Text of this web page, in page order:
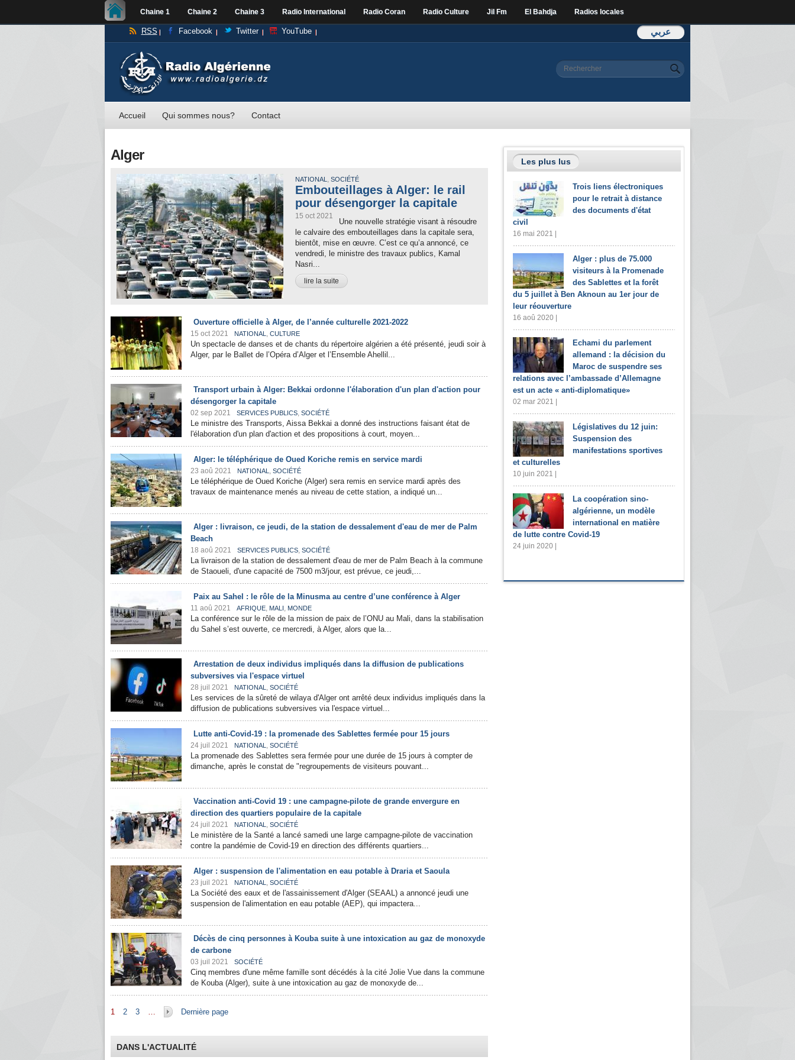
Chaine 1 Chaine 2 Chaine 3 Radio International Radio Coran Radio Culture Jil Fm El Bahdja Radios locales
عربي RSS Facebook Twitter YouTube
Formulaire de
Rechercher
Accueil Qui sommes nous? Contact
Alger
NATIONAL , SOCIÉTÉ
Embouteillages à Alger: le rail
pour désengorger la capitale
15 oct 2021
Une nouvelle stratégie visant à résoudre
le calvaire des embouteillages dans la capitale sera,
bientôt, mise en œuvre. C’est ce qu’a annoncé, ce
vendredi, le ministre des travaux publics, Kamal
Nasri...
lire la suite
Ouverture officielle à Alger, de l’année culturelle 2021-2022
15 oct 2021 NATIONAL , CULTURE
Un spectacle de danses et de chants du répertoire algérien a été présenté, jeudi soir à
Alger, par le Ballet de l’Opéra d’Alger et l’Ensemble Ahellil...
Transport urbain à Alger: Bekkai ordonne l'élaboration d'un plan d'action pour
désengorger la capitale
02 sep 2021 SERVICES PUBLICS, SOCIÉTÉ
Le ministre des Transports, Aissa Bekkai a donné des instructions faisant état de
l'élaboration d'un plan d'action et des propositions à court, moyen...
Alger: le téléphérique de Oued Koriche remis en service mardi
23 aoû 2021 NATIONAL , SOCIÉTÉ
Le téléphérique de Oued Koriche (Alger) sera remis en service mardi après des
travaux de maintenance menés au niveau de cette station, a indiqué un...
Alger : livraison, ce jeudi, de la station de dessalement d'eau de mer de Palm
Beach
18 aoû 2021 SERVICES PUBLICS, SOCIÉTÉ
La livraison de la station de dessalement d'eau de mer de Palm Beach à la commune
de Staoueli, d'une capacité de 7500 m3/jour, est prévue, ce jeudi,...
Paix au Sahel : le rôle de la Minusma au centre d’une conférence à Alger
11 aoû 2021 AFRIQUE, MALI, MONDE
La conférence sur le rôle de la mission de paix de l’ONU au Mali, dans la stabilisation
du Sahel s’est ouverte, ce mercredi, à Alger, alors que la...
Arrestation de deux individus impliqués dans la diffusion de publications
subversives via l'espace virtuel
28 juil 2021 NATIONAL , SOCIÉTÉ
Les services de la sûreté de wilaya d'Alger ont arrêté deux individus impliqués dans la
diffusion de publications subversives via l'espace virtuel...
Lutte anti-Covid-19 : la promenade des Sablettes fermée pour 15 jours
24 juil 2021 NATIONAL , SOCIÉTÉ
La promenade des Sablettes sera fermée pour une durée de 15 jours à compter de
dimanche, après le constat de "regroupements de visiteurs pouvant...
Vaccination anti-Covid 19 : une campagne-pilote de grande envergure en
direction des quartiers populaire de la capitale
24 juil 2021 NATIONAL , SOCIÉTÉ
Le ministère de la Santé a lancé samedi une large campagne-pilote de vaccination
contre la pandémie de Covid-19 en direction des différents quartiers...
Alger : suspension de l'alimentation en eau potable à Draria et Saoula
23 juil 2021 NATIONAL , SOCIÉTÉ
La Société des eaux et de l'assainissement d'Alger (SEAAL) a annoncé jeudi une
suspension de l'alimentation en eau potable (AEP), qui impactera...
Décès de cinq personnes à Kouba suite à une intoxication au gaz de monoxyde
de carbone
03 juil 2021 SOCIÉTÉ
Cinq membres d'une même famille sont décédés à la cité Jolie Vue dans la commune
de Kouba (Alger), suite à une intoxication au gaz de monoxyde de...
Pages
1 2 3 … Dernière page
DANS L'ACTUALITÉ
Les plus lus
Trois liens électroniques
pour le retrait à distance
des documents d'état
civil
16 mai 2021 |
Alger : plus de 75.000
visiteurs à la Promenade
des Sablettes et la forêt
du 5 juillet à Ben Aknoun au 1er jour de
leur réouverture
16 aoû 2020 |
Echami du parlement
allemand : la décision du
Maroc de suspendre ses
relations avec l’ambassade d’Allemagne
est un acte « anti-diplomatique»
02 mar 2021 |
Législatives du 12 juin:
Suspension des
manifestations sportives
et culturelles
10 juin 2021 |
La coopération sino-
algérienne, un modèle
international en matière
de lutte contre Covid-19
24 juin 2020 |